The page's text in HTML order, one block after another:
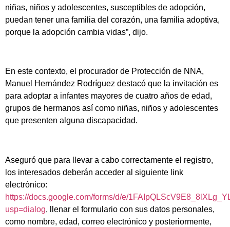
niñas, niños y adolescentes, susceptibles de adopción,
puedan tener una familia del corazón, una familia adoptiva,
porque la adopción cambia vidas”, dijo.
En este contexto, el procurador de Protección de NNA,
Manuel Hernández Rodríguez destacó que la invitación es
para adoptar a infantes mayores de cuatro años de edad,
grupos de hermanos así como niñas, niños y adolescentes
que presenten alguna discapacidad.
Aseguró que para llevar a cabo correctamente el registro,
los interesados deberán acceder al siguiente link
electrónico:
https://docs.google.com/forms/d/e/
usp=dialog, llenar el formulario con sus datos personales,
como nombre, edad, correo electrónico y posteriormente,